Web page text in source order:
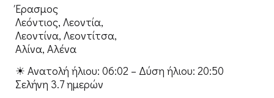
Έρασμος
Λεόντιος, Λεοντία,
Λεοντίνα, Λεοντίτσα,
Αλίνα, Αλένα
☀ Ανατολή ήλιου: 06:02 – Δύση ήλιου: 20:50
Σελήνη 3.7 ημερών